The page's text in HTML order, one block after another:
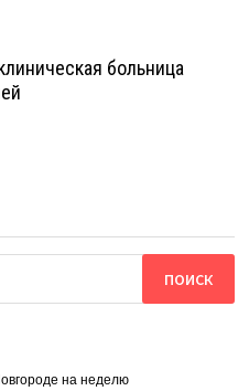
больница
на неделю